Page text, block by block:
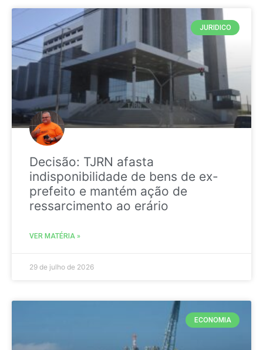
JURIDICO
Decisão: TJRN afasta
indisponibilidade de bens de ex-
prefeito e mantém ação de
ressarcimento ao erário
VER MATÉRIA »
29 de julho de 2026
ECONOMIA